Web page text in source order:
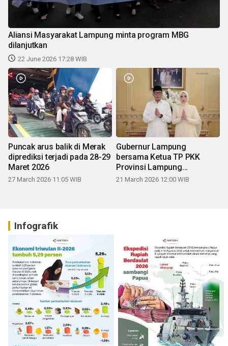
Aliansi Masyarakat Lampung minta program MBG
dilanjutkan
22 June 2026 17:28 WIB
Puncak arus balik di Merak
diprediksi terjadi pada 28-29
Maret 2026
27 March 2026 11:05 WIB
Gubernur Lampung
bersama Ketua TP PKK
Provinsi Lampung
mengucapkan Selamat Hari
21 March 2026 12:00 WIB
Infografik